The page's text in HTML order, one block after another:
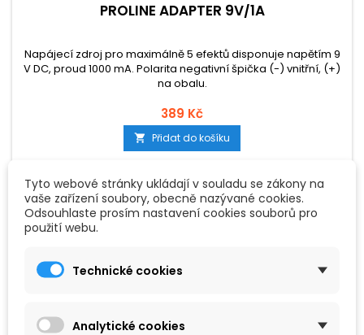
PROLINE ADAPTER 9V/1A
Napájecí zdroj pro maximálně 5 efektů disponuje napětím 9
V DC, proud 1000 mA. Polarita negativní špička (-) vnitřní, (+)
na obalu.
389 Kč
 Přidat do košíku
Tyto webové stránky ukládají v souladu se zákony na
vaše zařízení soubory, obecně nazývané cookies.
Odsouhlaste prosím nastavení cookies souborů pro
použití webu.
Technické cookies
Analytické cookies